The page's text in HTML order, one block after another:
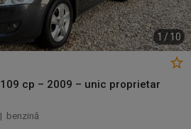
1 /10
cp – 2009 – unic proprietar
benzină